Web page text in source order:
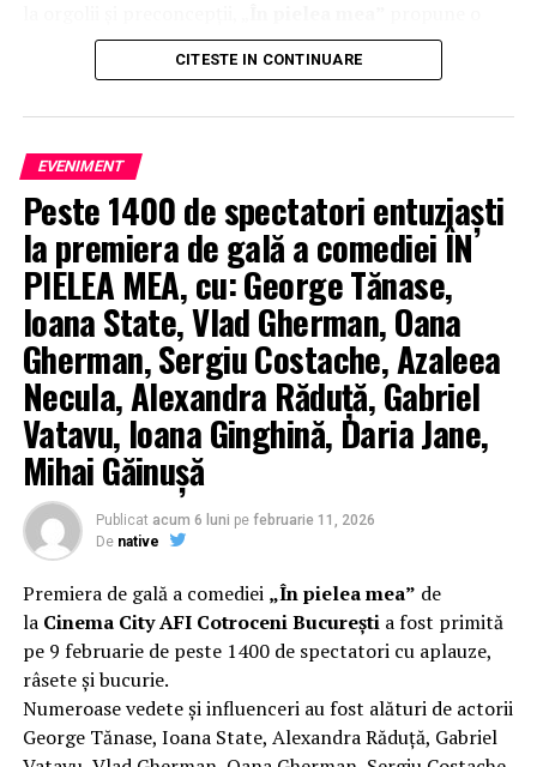
experiență de cinema relaxantă și amuzantă.
Mai multe detalii:inpieleamea.ro
Reprezentativă pentru modul în care majoritatea
tinerilor se raportează la relațiile de cuplu, comedia „În
pielea mea” îi reunește în distribuție pe Ioana State,
George Tănase, Sergiu Costache, Oana Gherman,
Vlad Gherman, Azaleea Necula, Alexandra Răduță,
Gabriel Vatavu, alături de Ioana Ginghină, Mihai
Găinușă, Daria Janeși alții.
Regizorul și scenaristul Paul Decu, absolvent al
Facultății de Teatru UNATC „I.L.Caragiale” și al
masteratului în regie de film de la MetFilm School
Londra, a colaborat la realizarea primului său
lungmetraj cu o echipă de profesioniști din care fac
parteAdrian Pădurețu (imagine), Bogdan Ivanovici
(costume).
Mai multe detalii, imagini de la filmări, fragmente din
film și declarații din partea actorilor sunt disponibile pe
paginile social media ale filmului deFacebook,
Instagram,TikTok.
CITESTE IN CONTINUARE
EVENIMENT
Peste 1400 de spectatori entuziaști
la premiera de gală a comediei ÎN
PIELEA MEA, cu: George Tănase,
Ioana State, Vlad Gherman, Oana
Gherman, Sergiu Costache, Azaleea
Necula, Alexandra Răduță, Gabriel
Vatavu, Ioana Ginghină, Daria Jane,
Mihai Găinușă
Publicat acum 6 luni pe februarie 11, 2026
De native
Premiera de gală a comediei „În pielea mea” de
la Cinema City AFI Cotroceni Bucureștia fost primită
pe 9 februarie de peste 1400 de spectatori cu aplauze,
râsete și bucurie.
Numeroase vedete și influenceri au fost alături de actorii
George Tănase, Ioana State, Alexandra Răduță, Gabriel